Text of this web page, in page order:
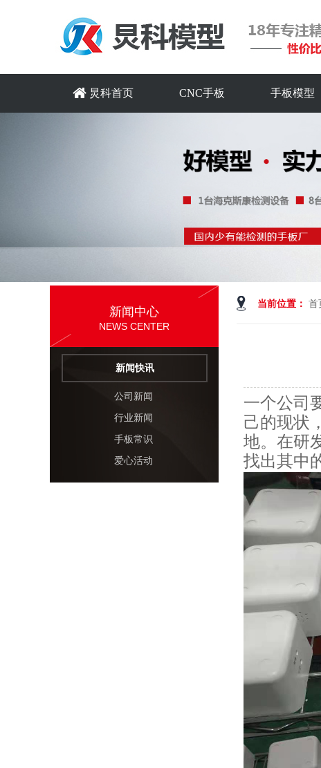
炅科首页 CNC手板 手板模型
当前位置： 首
一个公司
己的现状
地。在研
找出其中
新闻中心
NEWS CENTER
新闻快讯
公司新闻
行业新闻
手板常识
爱心活动